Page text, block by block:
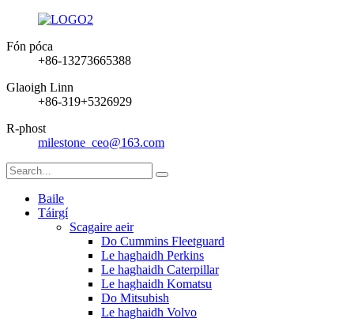
Fón póca
+86-13273665388
Glaoigh Linn
+86-319+5326929
R-phost
milestone_ceo@163.com
Baile
Táirgí
Scagaire aeir
Do Cummins Fleetguard
Le haghaidh Perkins
Le haghaidh Caterpillar
Le haghaidh Komatsu
Do Mitsubish
Le haghaidh Volvo